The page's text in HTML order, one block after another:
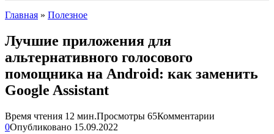
Главная » Полезное
Лучшие приложения для
альтернативного голосового
помощника на Android: как заменить
Google Assistant
Время чтения 12 мин.Просмотры 65Комментарии
0Опубликовано 15.09.2022